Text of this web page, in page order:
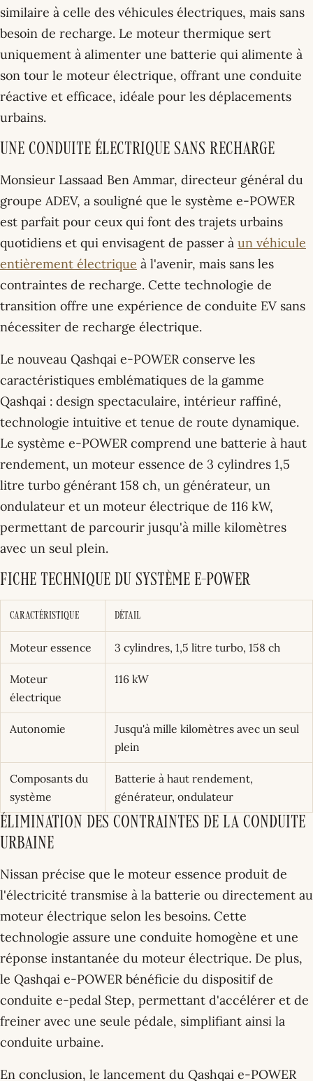
similaire à celle des véhicules électriques, mais sans
besoin de recharge. Le moteur thermique sert
uniquement à alimenter une batterie qui alimente à
son tour le moteur électrique, offrant une conduite
réactive et efficace, idéale pour les déplacements
urbains.
Une Conduite Électrique Sans Recharge
Monsieur Lassaad Ben Ammar, directeur général du
groupe ADEV, a souligné que le système e-POWER
est parfait pour ceux qui font des trajets urbains
quotidiens et qui envisagent de passer à un véhicule
entièrement électrique à l'avenir, mais sans les
contraintes de recharge. Cette technologie de
transition offre une expérience de conduite EV sans
nécessiter de recharge électrique.
Le nouveau Qashqai e-POWER conserve les
caractéristiques emblématiques de la gamme
Qashqai : design spectaculaire, intérieur raffiné,
technologie intuitive et tenue de route dynamique.
Le système e-POWER comprend une batterie à haut
rendement, un moteur essence de 3 cylindres 1,5
litre turbo générant 158 ch, un générateur, un
ondulateur et un moteur électrique de 116 kW,
permettant de parcourir jusqu'à mille kilomètres
avec un seul plein.
Fiche technique du système e-POWER
Caractéristique Détail
Moteur essence 3 cylindres, 1,5 litre turbo, 158 ch
Moteur
électrique
116 kW
Autonomie
Jusqu'à mille kilomètres avec un seul
plein
Composants du
système
Batterie à haut rendement,
générateur, ondulateur
Élimination des Contraintes de la Conduite
Urbaine
Nissan précise que le moteur essence produit de
l'électricité transmise à la batterie ou directement au
moteur électrique selon les besoins. Cette
technologie assure une conduite homogène et une
réponse instantanée du moteur électrique. De plus,
le Qashqai e-POWER bénéficie du dispositif de
conduite e-pedal Step, permettant d'accélérer et de
freiner avec une seule pédale, simplifiant ainsi la
conduite urbaine.
En conclusion, le lancement du Qashqai e-POWER